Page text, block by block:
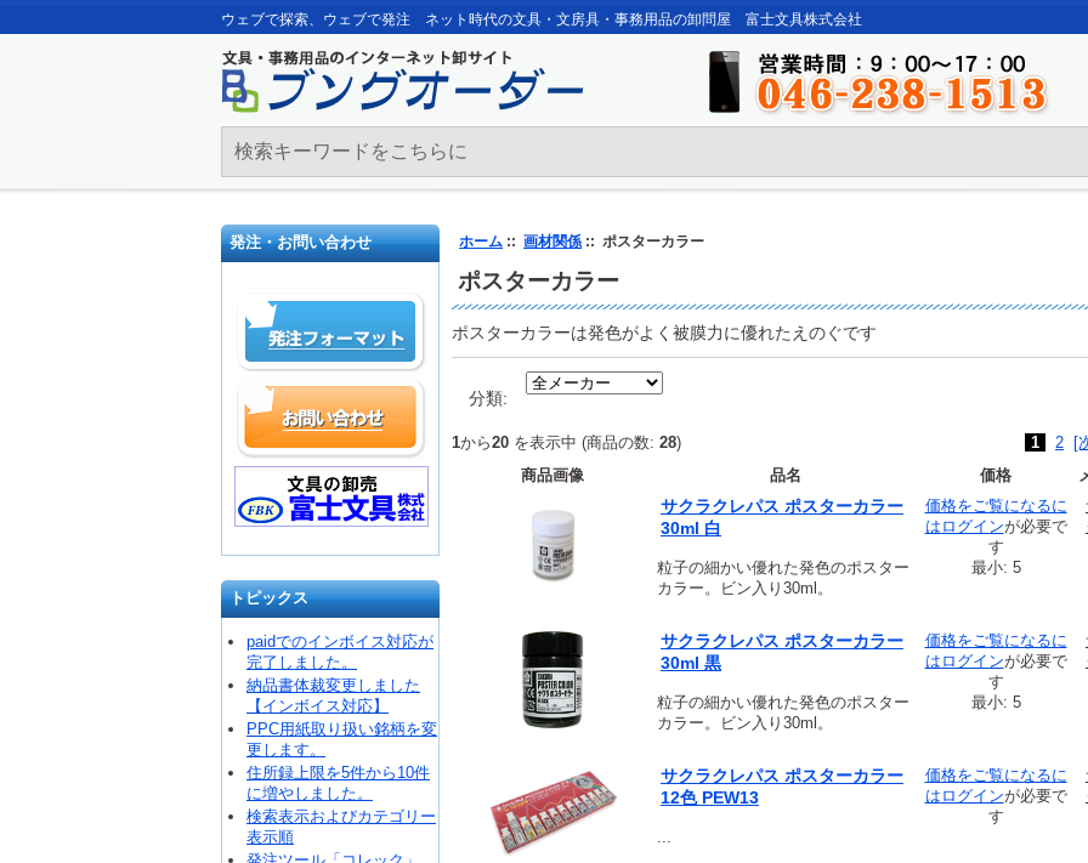
ウェブで探索、ウェブで発注 ネット時代の文具・文房具・事務用品の卸問屋 富士文具株式会社
発注・お問い合わせ
トピックス
paidでのインボイス対応が
完了しました。
納品書体裁変更しました
【インボイス対応】
PPC用紙取り扱い銘柄を変
更します。
住所録上限を5件から10件
に増やしました。
検索表示およびカテゴリー
表示順
ホーム ::画材関係 :: ポスターカラー
ポスターカラー
ポスターカラーは発色がよく被膜力に優れたえのぐです
分類:
1から20 を表示中 (商品の数: 28) 1 2
[
商品画像
品名 価格
サクラクレパス ポスターカラー
30ml 白
粒子の細かい優れた発色のポスター
カラー。ビン入り30ml。
価格をご覧になるに
は ログインが必要で
す
最小: 5
サクラクレパス ポスターカラー
30ml 黒
粒子の細かい優れた発色のポスター
カラー。ビン入り30ml。
価格をご覧になるに
は ログインが必要で
す
最小: 5
サクラクレパス ポスターカラー
12色 PEW13
...
価格をご覧になるに
は ログインが必要で
す